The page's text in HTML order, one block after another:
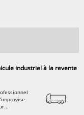
industriel à la revente